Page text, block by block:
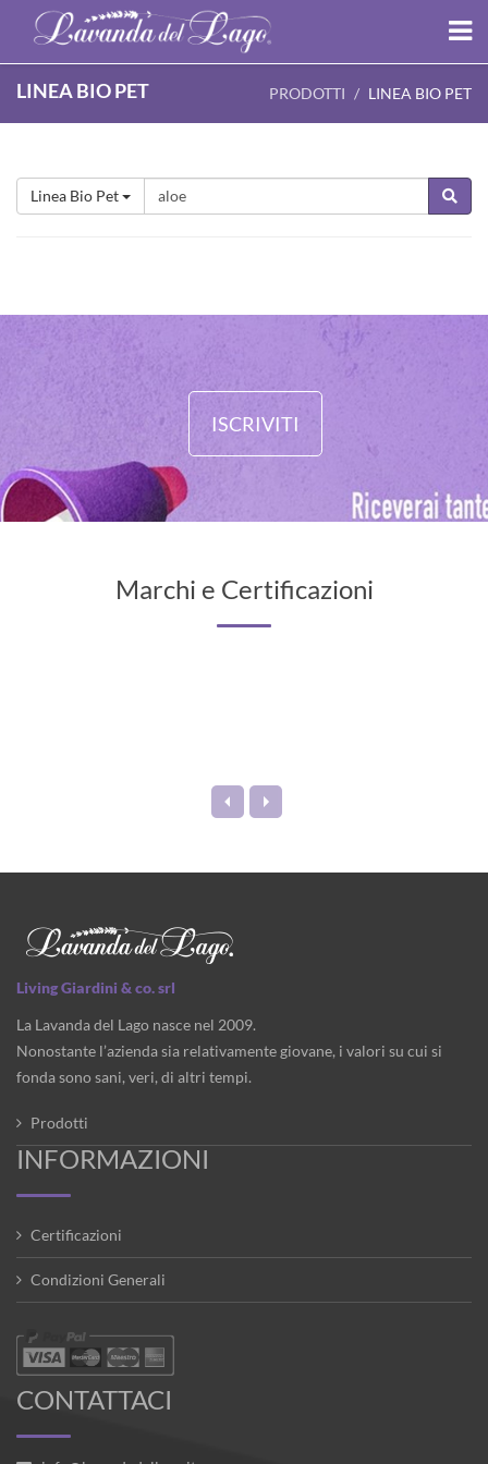
LINEA BIO PET PRODOTTI LINEA BIO PET
Linea Bio Pet
ISCRIVITI
Marchi e Certificazioni
Living Giardini & co. srl
La Lavanda del Lago nasce nel 2009.
Nonostante l’azienda sia relativamente giovane, i valori su cui si
fonda sono sani, veri, di altri tempi.
Prodotti
INFORMAZIONI
Certificazioni
Condizioni Generali
CONTATTACI